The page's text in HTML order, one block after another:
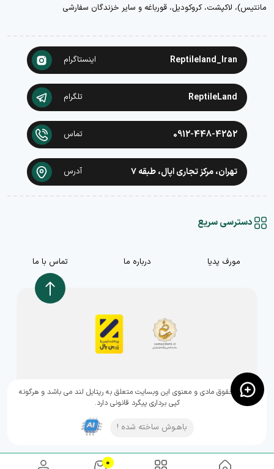
0
مانتیس)، لاکپشت، کروکودیل، قورباغه و سایر خزندگان سفارشی
Reptileland_Iran اینستاگرام
ReptileLand تلگرام
0912-448-4252 تماس
تهران، مرکز تجاری اپال، طبقه ۷ آدرس
دسترسی سریع
مورف پدیا درباره ما تماس با ما
,تمامی حقوق مادی و معنوی این وبسایت متعلق به رپتایل لند می باشد و هرگونه
کپی برداری پیگرد قانونی دارد.
باهـوش ساخته شده !